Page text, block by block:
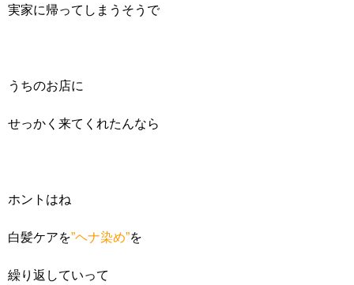
実家に帰ってしまうそうで
うちのお店に
せっかく来てくれたんなら
ホントはね
白髪ケアを”ヘナ染め”を
繰り返していって